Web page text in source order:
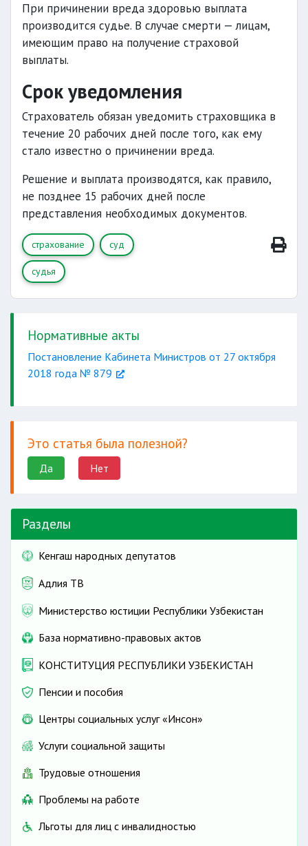
При причинении вреда здоровью выплата
производится судье. В случае смерти — лицам,
имеющим право на получение страховой
выплаты.
Срок уведомления
Страхователь обязан уведомить страховщика в
течение 20 рабочих дней после того, как ему
стало известно о причинении вреда.
Решение и выплата производятся, как правило,
не позднее 15 рабочих дней после
представления необходимых документов.
страхование суд
судья
Нормативные акты
Постановление Кабинета Министров от 27 октября
2018 года № 879
Это статья была полезной?
Да Нет
Разделы
Кенгаш народных депутатов
Адлия ТВ
Министерство юстиции Республики Узбекистан
База нормативно-правовых актов
КОНСТИТУЦИЯ РЕСПУБЛИКИ УЗБЕКИСТАН
Пенсии и пособия
Центры социальных услуг «Инсон»
Услуги социальной защиты
Трудовые отношения
Проблемы на работе
Льготы для лиц с инвалидностью